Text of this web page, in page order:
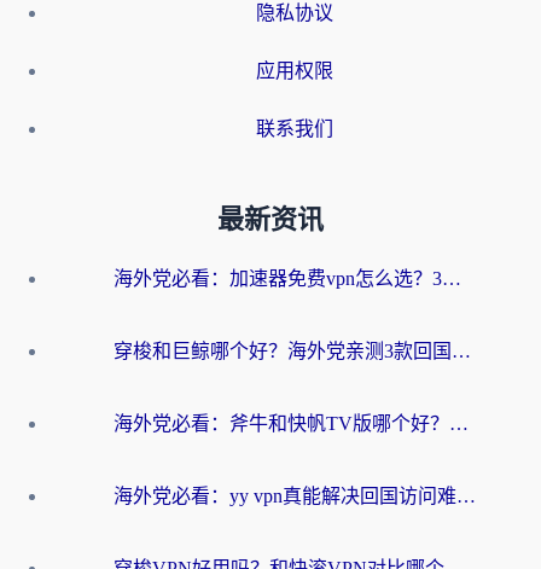
隐私协议
应用权限
联系我们
最新资讯
海外党必看：加速器免费vpn怎么选？3步教你无缝访问国内资源
穿梭和巨鲸哪个好？海外党亲测3款回国加速器，教你避开90%的坑
海外党必看：斧牛和快帆TV版哪个好？3分钟选对回国加速器，无缝刷B站、追热剧
海外党必看：yy vpn真能解决回国访问难题？附云极initap测评+免费方案对比